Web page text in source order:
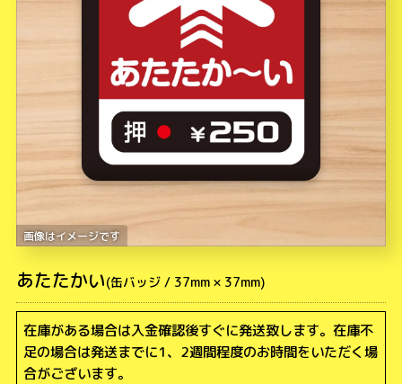
あたたかい
在庫がある場合は入金確認後すぐに発送致します。在庫不
足の場合は発送までに1、2週間程度のお時間をいただく場
合がございます。